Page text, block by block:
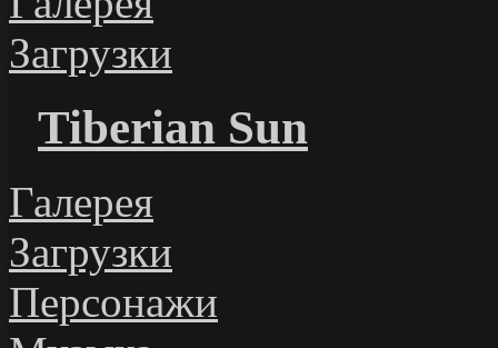
Загрузки
Tiberian Sun
Галерея
Загрузки
Персонажи